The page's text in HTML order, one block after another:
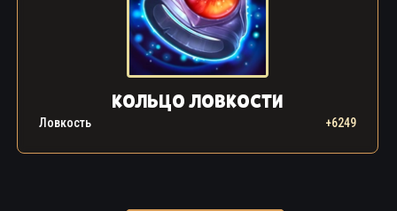
КОЛЬЦО ЛОВКОСТИ
Ловкость +6249